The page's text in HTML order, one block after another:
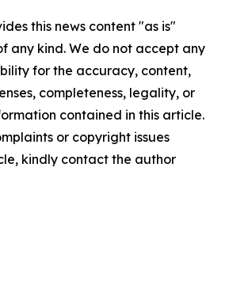
this news content "as is"
any kind. We do not accept any
for the accuracy, content,
completeness, legality, or
contained in this article.
or copyright issues
kindly contact the author